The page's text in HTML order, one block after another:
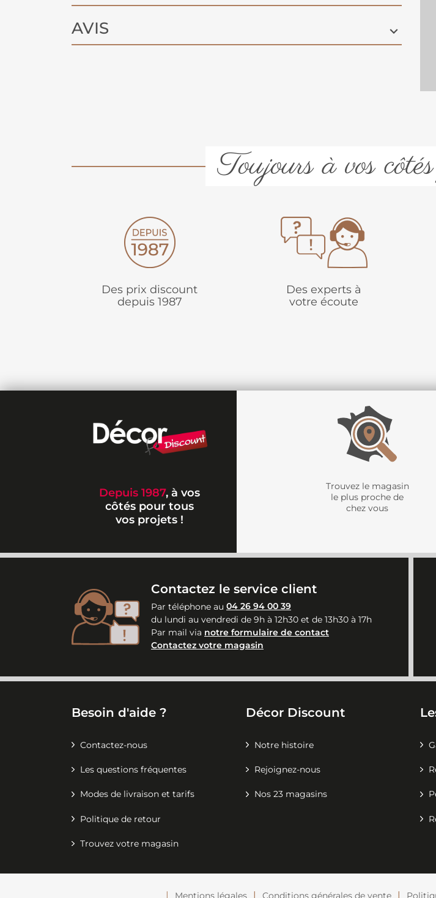
AVIS
Toujours à vos
Des prix discount
depuis 1987
Des experts à
votre écoute
Depuis 1987, à vos
côtés pour tous
vos projets !
Trouvez le magasin
le plus proche de
chez vous
Contactez le service client
Par téléphone au 04 26 94 00 39
du lundi au vendredi de 9h à 12h30 et de 13h30 à 17h
Par mail via notre formulaire de contact
Contactez votre magasin
Besoin d'aide ?
Contactez-nous
Les questions fréquentes
Modes de livraison et tarifs
Politique de retour
Trouvez votre magasin
Décor Discount
Notre histoire
Rejoignez-nous
Nos 23 magasins
Mentions légales Conditions générales de vente